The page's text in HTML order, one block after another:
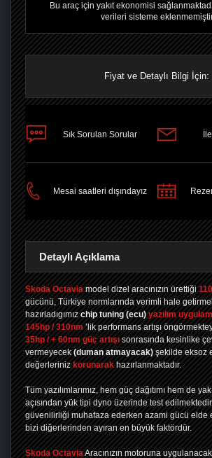
PAYLAŞ
Bu araç için yakıt ekonomisi
verileri sisteme
Fiyat ve Detaylı Bilgi İçin:
Sık Sorulan Sorular
Mesai saatleri dışındayız
Detaylı Açıklama
Skoda Octavia model dizel aracınızın ürettiği
gücünü, Türkiye normlarında verimli hale
hazırladıgımız chip tuning (ecu) yazılım
145hp / 310nm ’lik performans artışı
35hp / + 60nm güç artışı sonrasında kesinlike
vermeyecek (duman atmayacak) şekilde eksoz
değerleriniz korunarak hazırlanmaktadır.
Tüm yazılımlarımız, hem güç dağıtımı hem de
açısından yük tipi dyno üzerinde test
güvenilirliği muhafaza ederken azami gücü elde
bizi diğerlerinden ayıran en büyük faktördür.
Skoda OctaviaAracınızın motoruna uygulanacak